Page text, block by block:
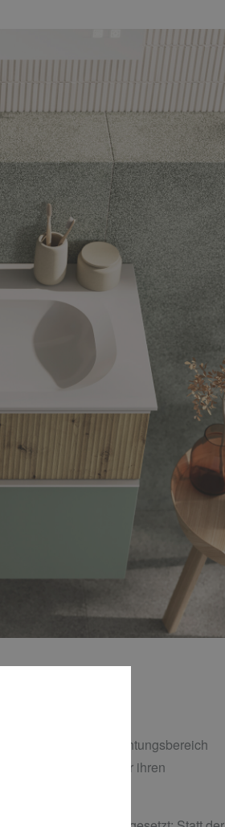
Einrichtungsbereich
behalten dabei aber ihren